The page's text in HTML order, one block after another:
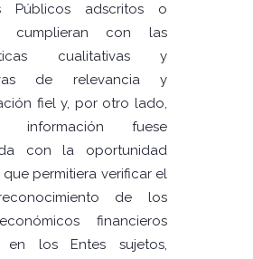
Públicos adscritos o
cumplieran con las
cualitativas y
de relevancia y
fiel y, por otro lado,
fuese
con la oportunidad
permitiera verificar el
de los
financieros
en los Entes sujetos,